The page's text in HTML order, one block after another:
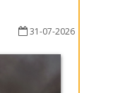
31-07-2026